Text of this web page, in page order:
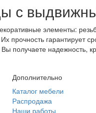
с
элементы:
прочность гарантирует
получаете надежность,
Дополнительно
Каталог мебели
Распродажа
Наши работы